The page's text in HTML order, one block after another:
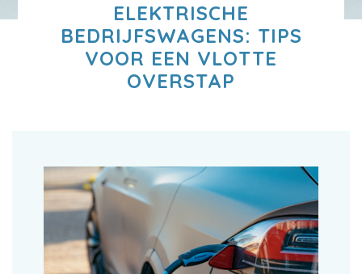
ELEKTRISCHE
BEDRIJFSWAGENS: TIPS
VOOR EEN VLOTTE
OVERSTAP